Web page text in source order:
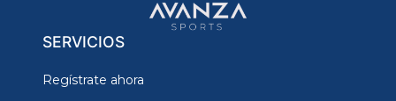
SERVICIOS
Regístrate ahora